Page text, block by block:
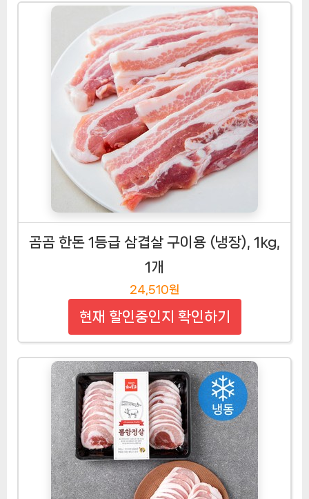
곰곰 한돈 1등급 삼겹살 구이용 (냉장), 1kg,
1개
24,510원
현재 할인중인지 확인하기